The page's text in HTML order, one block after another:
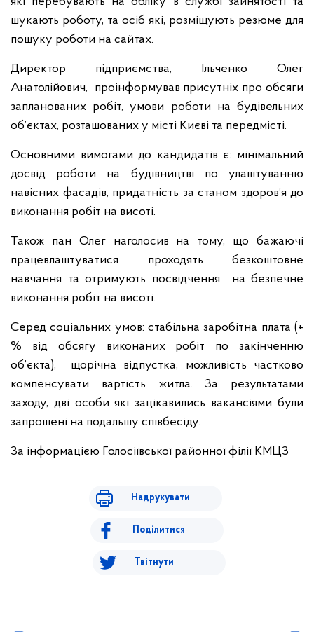
шукають роботу, та осіб які, розміщують резюме для
пошуку роботи на сайтах.
Директор підприємства, Ільченко Олег
Анатолійович, проінформував присутніх про обсяги
запланованих робіт, умови роботи на будівельних
об’єктах, розташованих у місті Києві та передмісті.
Основними вимогами до кандидатів є: мінімальний
досвід роботи на будівництві по улаштуванню
навісних фасадів, придатність за станом здоров’я до
виконання робіт на висоті.
Також пан Олег наголосив на тому, що бажаючі
працевлаштуватися проходять безкоштовне
навчання та отримують посвідчення на безпечне
виконання робіт на висоті.
Серед соціальних умов: стабільна заробітна плата (+
% від обсягу виконаних робіт по закінченню
об’єкта), щорічна відпустка, можливість частково
компенсувати вартість житла. За результатами
заходу, дві особи які зацікавились вакансіями були
запрошені на подальшу співбесіду.
За інформацією Голосіївської районної філії КМЦЗ
Надрукувати
Поділитися
Твітнути